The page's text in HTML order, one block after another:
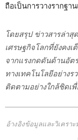
ถือเป็นการวางรากฐา
โดยสรุป ข่าวสารล่า
เศรษฐกิจโลกที่ยังคง
จากแรงกดดันด้านอัต
ทางเทคโนโลยีอย่าง
ติดตามอย่างใกล้ชิดเ
อ้างอิงข้อมูลและวิเคราะ